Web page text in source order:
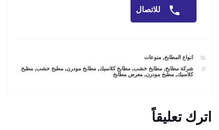
للاتصال
CATEGORIES
انواع المطابخ,منوعات
TAGS
شركة مطابخ,مطابخ خشب,مطابخ كلاسيك,مطابخ مودرن,مطبخ خشب,مطبخ
كلاسيك,مطبخ مودرن,معرض مطابخ
اترك تعليقاً